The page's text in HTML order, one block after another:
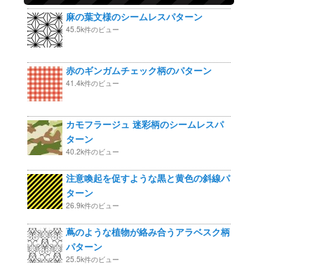
麻の葉文様のシームレスパターン
45.5k件のビュー
赤のギンガムチェック柄のパターン
41.4k件のビュー
カモフラージュ 迷彩柄のシームレスパ
ターン
40.2k件のビュー
注意喚起を促すような黒と黄色の斜線パ
ターン
26.9k件のビュー
蔦のような植物が絡み合うアラベスク柄
パターン
25.5k件のビュー